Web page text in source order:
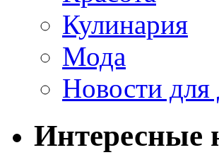
Кулинария
Мода
Новости для
Интересные